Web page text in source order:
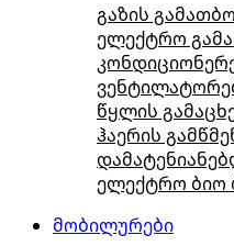
გაზის
ელექტრო
წყლის
ჰაერის
ელექტრო ბიო
მობილურები